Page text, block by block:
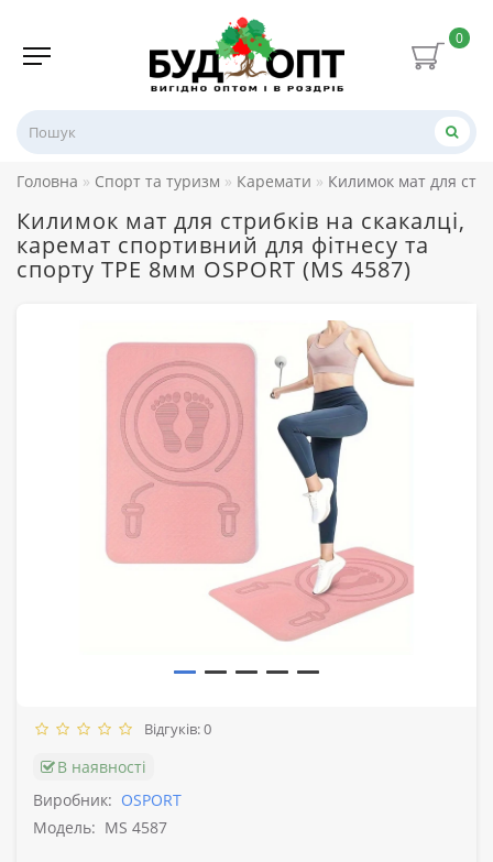
0
Головна Спорт та туризм Каремати Килимок мат для
Килимок мат для стрибків на скакалці,
каремат спортивний для фітнесу та
спорту TPE 8мм OSPORT (MS 4587)
Відгуків: 0
В наявності
Виробник: OSPORT
Модель: MS 4587